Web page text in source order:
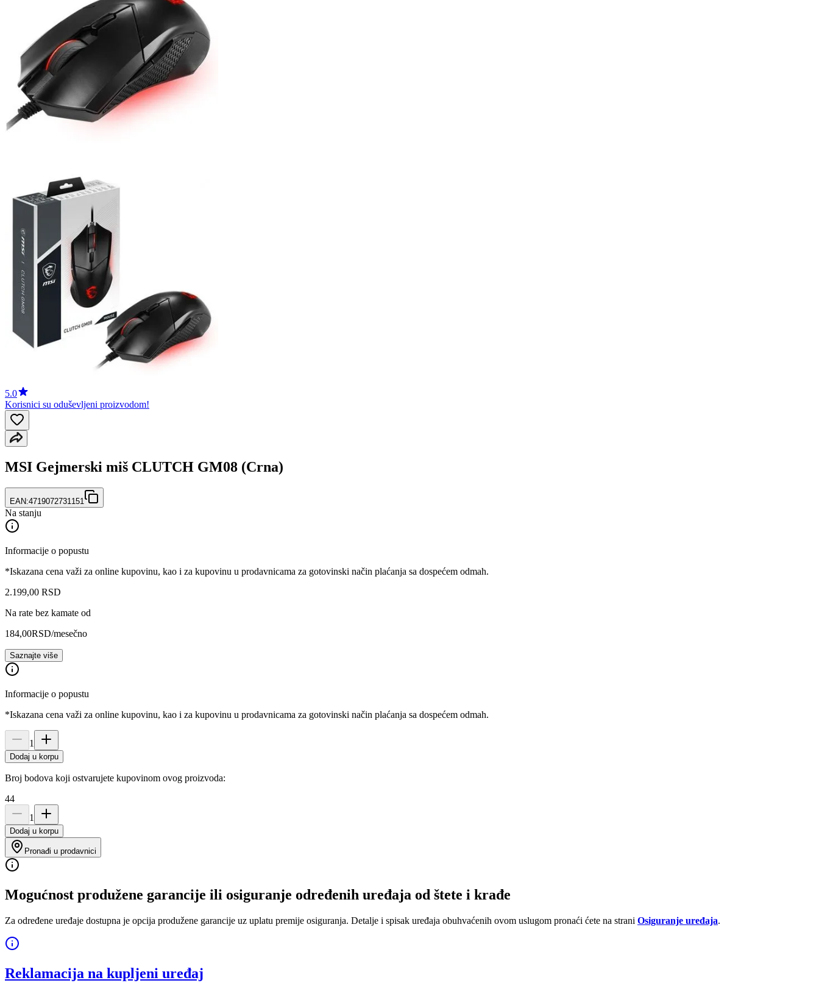
5.0
Korisnici su oduševljeni proizvodom!
MSI Gejmerski miš CLUTCH GM08 (Crna)
EAN:4719072731151
Na stanju
Informacije o popustu
*Iskazana cena važi za online kupovinu, kao i za kupovinu u prodavnicama za gotovinski način plaćanja sa dospećem odmah.
2.199,00 RSD
Na rate bez kamate od
184,00RSD/mesečno
Saznajte više
Informacije o popustu
*Iskazana cena važi za online kupovinu, kao i za kupovinu u prodavnicama za gotovinski način plaćanja sa dospećem odmah.
1
Dodaj u korpu
Broj bodova koji ostvarujete kupovinom ovog proizvoda:
44
1
Dodaj u korpu
Pronađi u prodavnici
Mogućnost produžene garancije ili osiguranje određenih uređaja od štete i krađe
Za određene uređaje dostupna je opcija produžene garancije uz uplatu premije osiguranja. Detalje i spisak uređaja obuhvaćenih ovom uslugom pronaći ćete na strani Osiguranje uređaja.
Reklamacija na kupljeni uređaj